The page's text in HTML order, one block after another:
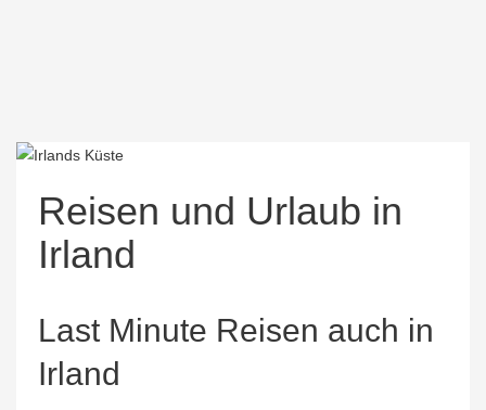
Reisen und Urlaub in
Irland
Last Minute Reisen auch in
Irland